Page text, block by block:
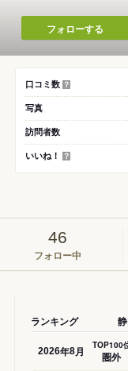
フォローする
口コミ数 ？
写真
訪問者数
いいね！ ？
46
フォロー中
ランキング
2026年8月 TOP100
圏外